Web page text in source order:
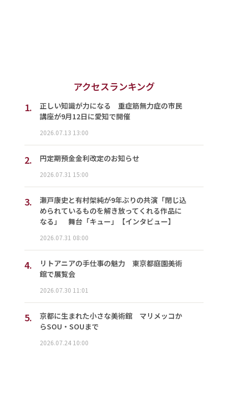
アクセスランキング
1.
正しい知識が力になる 重症筋無力症の市民
講座が9月12日に愛知で開催
2026.07.13 13:00
2. 円定期預金金利改定のお知らせ
2026.07.31 15:00
3.
瀬戸康史と有村架純が9年ぶりの共演「閉じ込
められているものを解き放ってくれる作品に
なる」 舞台「キュー」【インタビュー】
2026.07.31 08:00
4.
リトアニアの手仕事の魅力 東京都庭園美術
館で展覧会
2026.07.30 11:01
5.
京都に生まれた小さな美術館 マリメッコか
らSOU・SOUまで
2026.07.24 10:00